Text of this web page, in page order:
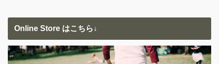
Online Store はこちら↓